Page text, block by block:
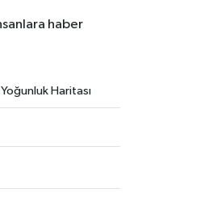
haber
Haritası